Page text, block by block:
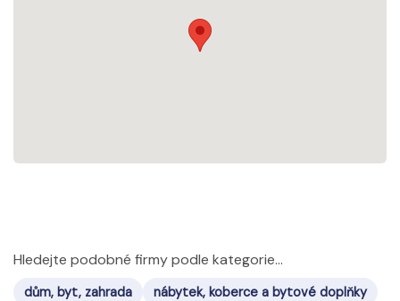
Hledejte podobné firmy podle kategorie...
dům, byt, zahrada
nábytek, koberce a bytové doplňky